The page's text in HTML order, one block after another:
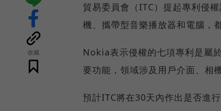
收藏
貿易委員會（ITC）提起專利侵
機、攜帶型音樂播放器和電腦，
Nokia表示侵權的七項專利是屬
要功能，領域涉及用戶介面、相
預計ITC將在30天內作出是否進